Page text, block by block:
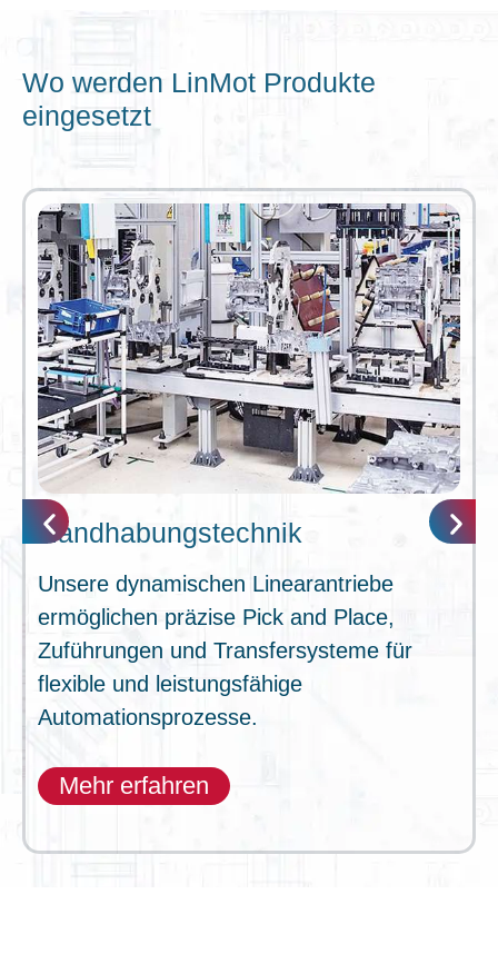
Wo werden LinMot Produkte
eingesetzt
Handhabungstechnik
Unsere dynamischen Linearantriebe
ermöglichen präzise Pick and Place,
Zuführungen und Transfersysteme für
flexible und leistungsfähige
Automationsprozesse.
Mehr erfahren